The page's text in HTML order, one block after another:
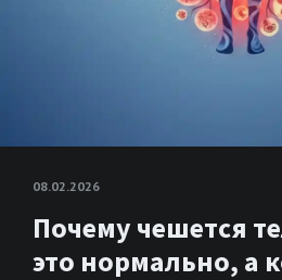
08.02.2026
Почему чешется
это нормально, а